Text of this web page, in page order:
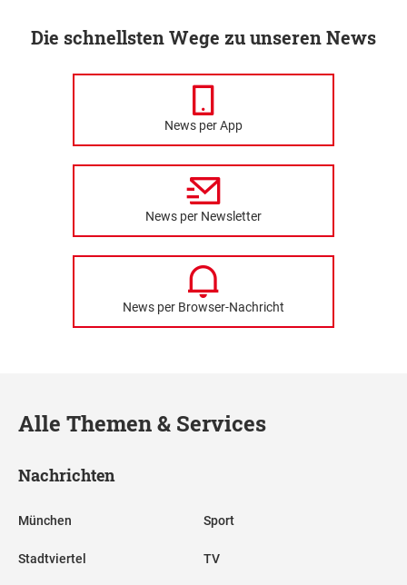
Die schnellsten Wege zu unseren News
News per App
News per Newsletter
News per Browser-Nachricht
Alle Themen & Services
Nachrichten
München
Stadtviertel
Sport
TV